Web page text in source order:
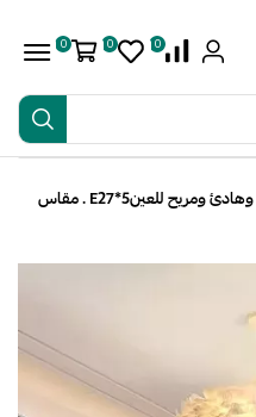
0
0
0
نجف مودرن لون الشكل ابيض تصميم راقي وهادئ ومريح للعينE27*5 . مقاس